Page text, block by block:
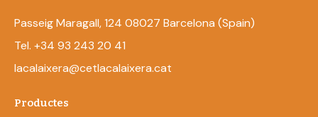
Passeig Maragall, 124 08027 Barcelona (Spain)
Tel. +34 93 243 20 41
lacalaixera@cetlacalaixera.cat
Productes